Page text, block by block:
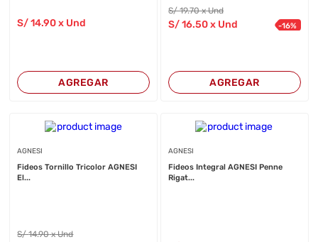
S/14.90 x Und
AGREGAR
S/19.70 x Und
S/16.50x Und -16%
AGREGAR
AGNESI
Fideos Tornillo Tricolor AGNESI
El...
S/14.90 x Und
AGNESI
Fideos Integral AGNESI Penne
Rigat...